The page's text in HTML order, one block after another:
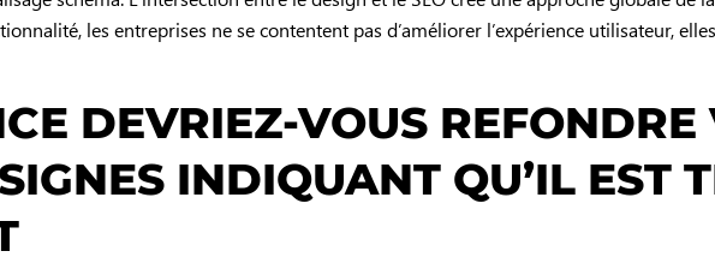
les entreprises ne se contentent pas d’améliorer l’expérience utilisateur,
DEVRIEZ-VOUS REFONDRE
INDIQUANT QU’IL EST